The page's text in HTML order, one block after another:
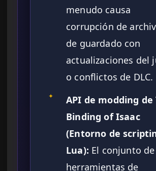
menudo causa
corrupción de
de guardado con
actualizaciones del
o conflictos de DLC.
✦
API de modding de
Binding of Isaac
(Entorno de
Lua): El conjunto de
herramientas de